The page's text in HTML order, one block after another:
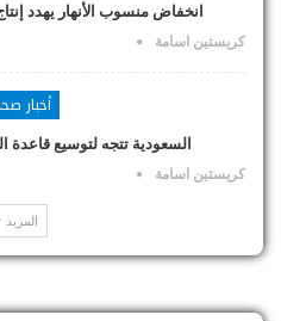
انخفاض منسوب الأنهار يهدد
كريستين اسامة
أخبار
السعودية تتجه لتوسيع قاعدة
كريستين اسامة
المزيد